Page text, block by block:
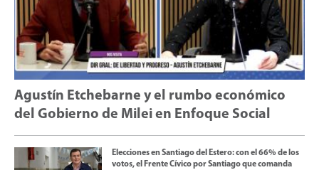
Agustín Etchebarne y el rumbo económico
del Gobierno de Milei en Enfoque Social
Elecciones en Santiago del Estero: con el 66% de los
votos, el Frente Cívico por Santiago que comanda